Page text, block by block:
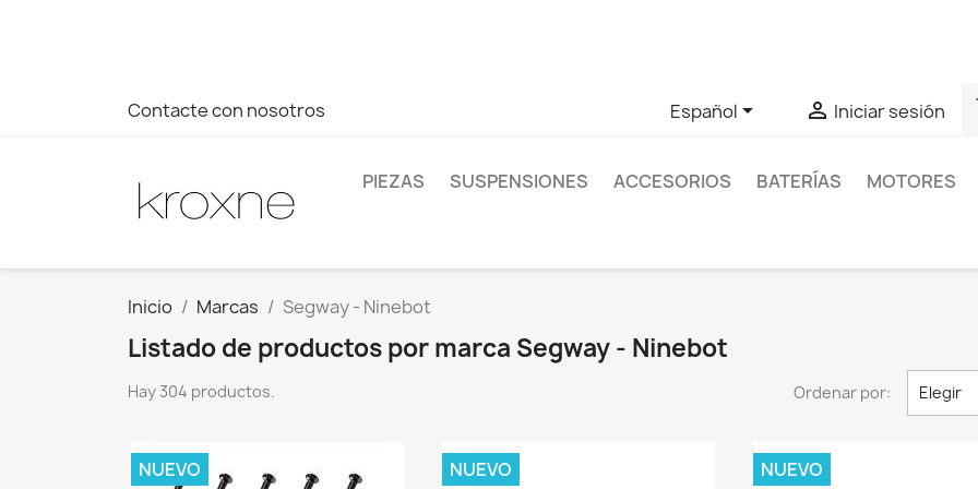
Contacte con nosotros Español  Iniciar sesión
PIEZAS SUSPENSIONES ACCESORIOS BATERÍAS MOTORES
Inicio Marcas Segway - Ninebot
Listado de productos por marca Segway - Ninebot
Hay 304 productos. Ordenar por: Elegir
NUEVO NUEVO NUEVO